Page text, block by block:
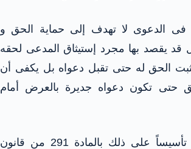
فى الدعوى لا تهدف إلى حماية الحق و
يقصد بها مجرد إستيثاق المدعى لحقه
الحق له حتى تقبل دعواه بل يكفى أن
حتى تكون دعواه جديرة بالعرض أمام
فقد أجاز المشرع تأسيساً على ذلك بالمادة 291 من قانون